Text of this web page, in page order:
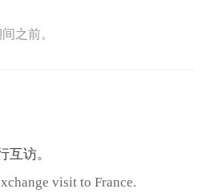
之前。
互访。
visit to France.